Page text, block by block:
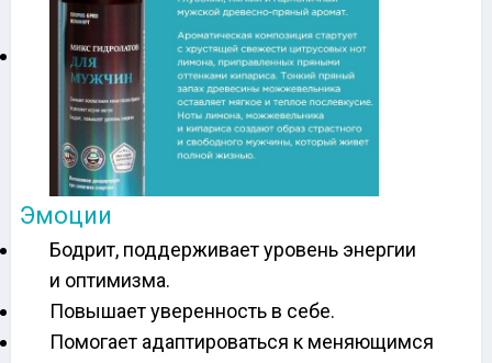
Эмоции
Бодрит, поддерживает уровень энергии
и оптимизма.
Повышает уверенность в себе.
Помогает адаптироваться к меняющимся